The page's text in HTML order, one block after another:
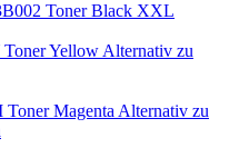
Toner Black XXL
Alternativ zu
Alternativ zu